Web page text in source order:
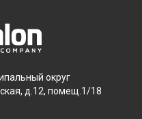
округ
д.12, помещ.1/18